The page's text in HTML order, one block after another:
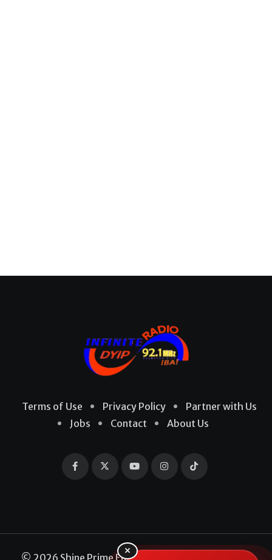
Terms of Use Privacy Policy
Partner with Us
Jobs
Contact About Us
© 2026 Shine Prime Entertainment Production. All
×